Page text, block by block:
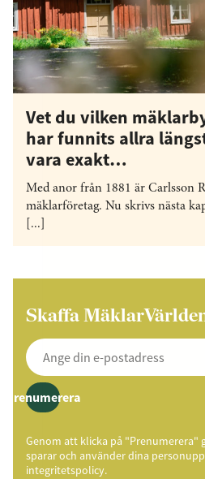
Vet du vilken
har funnits allra
vara exakt…
Med anor från 1881 är Carlsson
mäklarföretag. Nu skrivs nästa
[...]
Skaffa
Prenumerera
Genom att klicka på "Prenumerera"
sparar och använder dina
integritetspolicy.